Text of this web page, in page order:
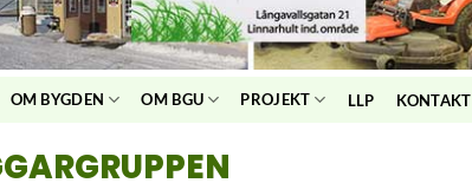
OM BYGDEN OM BGU PROJEKT LLP KONTAKT